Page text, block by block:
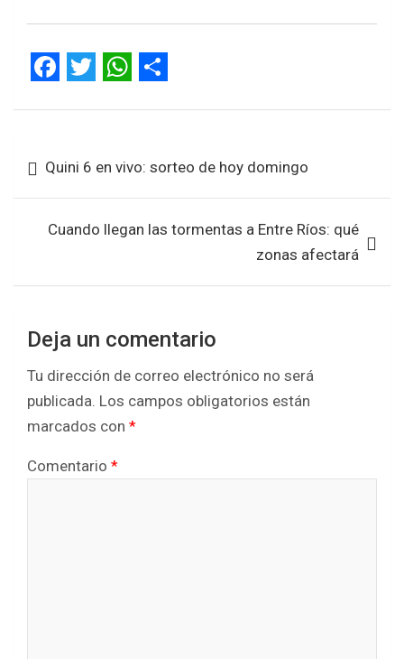
c
e
k
t
e
t
A
p
r
de
entradas
Quini 6 en vivo: sorteo de hoy domingo
Cuando llegan las tormentas a Entre Ríos: qué
zonas afectará
Deja un comentario
Tu dirección de correo electrónico no será
publicada. Los campos obligatorios están
marcados con *
Comentario *